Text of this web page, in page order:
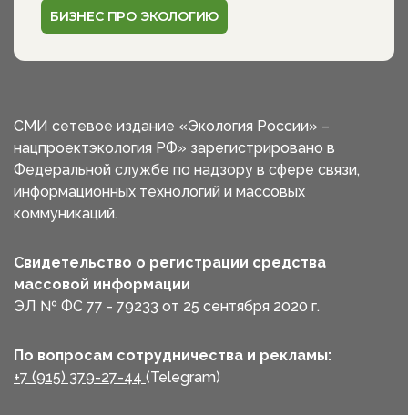
БИЗНЕС ПРО ЭКОЛОГИЮ
СМИ сетевое издание «Экология России» –
нацпроектэкология РФ» зарегистрировано в
Федеральной службе по надзору в сфере связи,
информационных технологий и массовых
коммуникаций.
Свидетельство о регистрации средства
массовой информации
ЭЛ № ФС 77 - 79233 от 25 сентября 2020 г.
По вопросам сотрудничества и рекламы:
+7 (915) 379-27-44 (Telegram)